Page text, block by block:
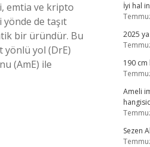
emtia ve kripto
de taşıt
bir üründür. Bu
yol (DrE)
(AmE) ile
İyi hal
2025
190 cm
Ameli
Sezen